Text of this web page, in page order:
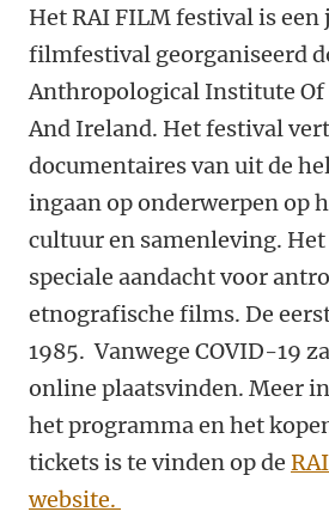
Het RAI FILM festival is
filmfestival georganiseerd
Anthropological Institute Of
And Ireland. Het festival
documentaires van uit de
ingaan op onderwerpen op
cultuur en samenleving.
speciale aandacht voor
etnografische films. De
1985. Vanwege COVID-19
online plaatsvinden. Meer
het programma en het
tickets is te vinden op de
website.